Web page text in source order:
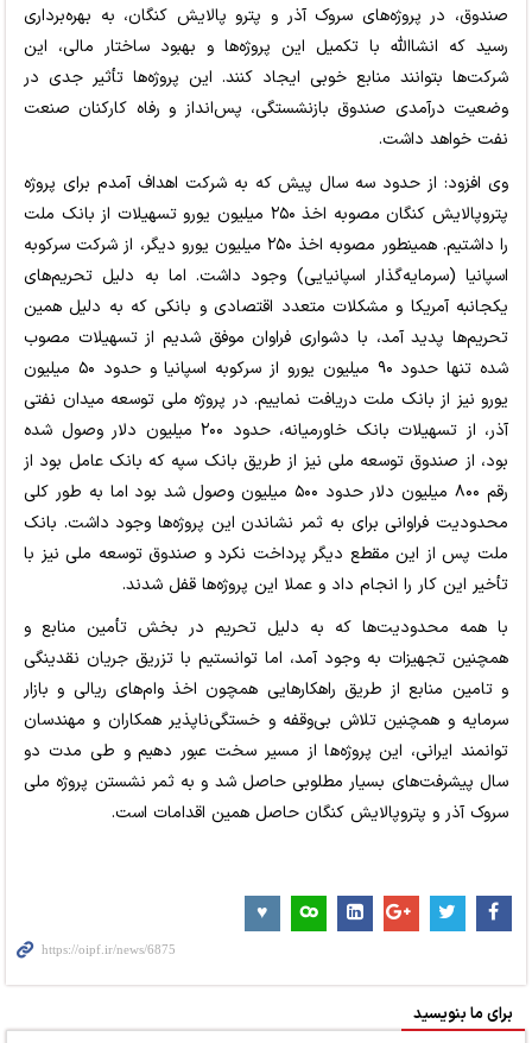
صندوق، در پروژه‌های سروک آذر و پترو پالایش کنگان، به بهره‌برداری
رسید که انشاالله با تکمیل این پروژه‌ها و بهبود ساختار مالی، این
شرکت‌ها بتوانند منابع خوبی ایجاد کنند. این پروژه‌ها تأثیر جدی در
وضعیت درآمدی صندوق بازنشستگی، پس‌انداز و رفاه کارکنان صنعت
نفت خواهد داشت.
وی افزود: از حدود سه سال پیش که به شرکت اهداف آمدم برای پروژه
پتروپالایش کنگان مصوبه اخذ ۲۵۰ میلیون یورو تسهیلات از بانک ملت
را داشتیم. همینطور مصوبه اخذ ۲۵۰ میلیون یورو دیگر، از شرکت سرکوبه
اسپانیا (سرمایه‌گذار اسپانیایی) وجود داشت. اما به دلیل تحریم‌های
یکجانبه آمریکا و مشکلات متعدد اقتصادی و بانکی که به دلیل همین
تحریم‌ها پدید آمد، با دشواری فراوان موفق شدیم از تسهیلات مصوب
شده تنها حدود ۹۰ میلیون یورو از سرکوبه اسپانیا و حدود ۵۰ میلیون
یورو نیز از بانک ملت دریافت نماییم. در پروژه ملی توسعه میدان نفتی
آذر، از تسهیلات بانک خاورمیانه، حدود ۲۰۰ میلیون دلار وصول شده
بود، از صندوق توسعه ملی نیز از طریق بانک سپه که بانک عامل بود از
رقم ۸۰۰ میلیون دلار حدود ۵۰۰ میلیون وصول شد بود اما به طور کلی
محدودیت فراوانی برای به ثمر نشاندن این پروژه‌ها وجود داشت. بانک
ملت پس از این مقطع دیگر پرداخت نکرد و صندوق توسعه ملی نیز با
تأخیر این کار را انجام داد و عملا این پروژه‌ها قفل شدند.
با همه محدودیت‌ها که به دلیل تحریم در بخش تأمین منابع و
همچنین تجهیزات به وجود آمد، اما توانستیم با تزریق جریان نقدینگی
و تامین منابع از طریق راهکارهایی همچون اخذ وام‌های ریالی و بازار
سرمایه و همچنین تلاش بی‌وقفه و خستگی‌ناپذیر همکاران و مهندسان
توانمند ایرانی، این پروژه‌ها از مسیر سخت عبور دهیم و طی مدت دو
سال پیشرفت‌های بسیار مطلوبی حاصل شد و به ثمر نشستن پروژه ملی
سروک آذر و پتروپالایش کنگان حاصل همین اقدامات است.
برای ما بنویسید